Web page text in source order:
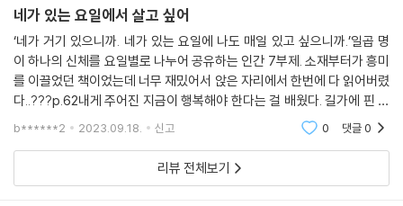
데, 다행히 그렇게 되어 신기하다. 로맨스라는 장르를 앞세울 수 있는 책은
아니겠지만, 이 소설은 여전히 사랑에 대한 이야기라 믿는다
네가 있는 요일에서 살고 싶어
‘네가 거기 있으니까. 네가 있는 요일에 나도 매일 있고 싶으니까.’일곱 명
이 하나의 신체를 요일별로 나누어 공유하는 인간 7부제. 소재부터가 흥미
를 이끌었던 책이었는데 너무 재밌어서 앉은 자리에서 한번에 다 읽어버렸
다..???p.62내게 주어진 지금이 행복해야 한다는 걸 배웠다. 길가에 핀 흔
한 들꽃조차 다시 볼 수 없을지 모른다는 생각이 들면 괜스레 한 번 더 뒤
b******2 2023.09.18. 신고 0 댓글0
리뷰 전체보기